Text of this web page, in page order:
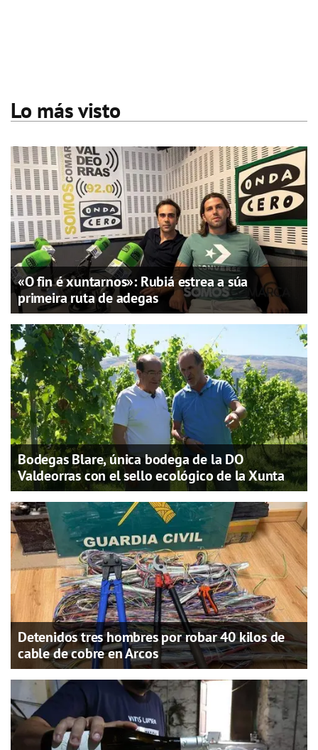
Lo más visto
«O fin é xuntarnos»: Rubiá estrea a súa
primeira ruta de adegas
Bodegas Blare, única bodega de la DO
Valdeorras con el sello ecológico de la Xunta
Detenidos tres hombres por robar 40 kilos de
cable de cobre en Arcos